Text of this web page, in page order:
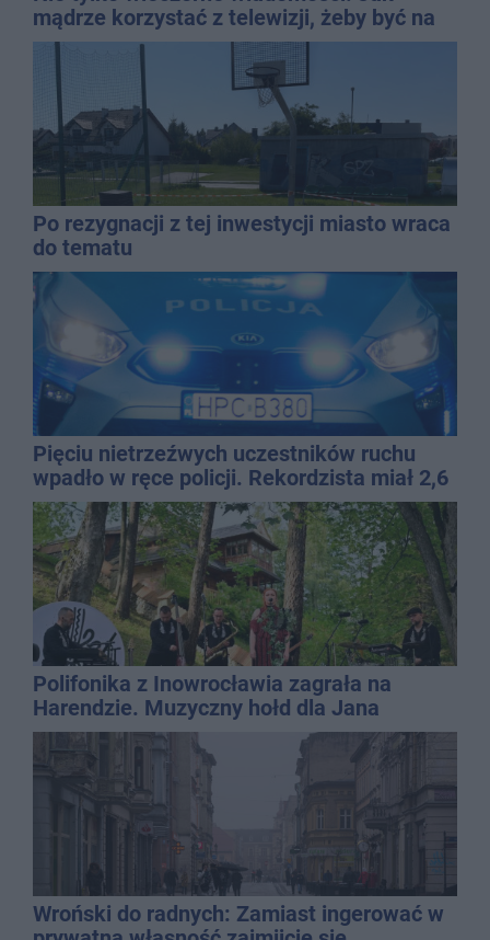
mądrze korzystać z telewizji, żeby być na
bieżąco, ale nie żyć w informacyjnym
Po rezygnacji z tej inwestycji miasto wraca
do tematu
Pięciu nietrzeźwych uczestników ruchu
wpadło w ręce policji. Rekordzista miał 2,6
promila
Polifonika z Inowrocławia zagrała na
Harendzie. Muzyczny hołd dla Jana
Kasprowicza
Wroński do radnych: Zamiast ingerować w